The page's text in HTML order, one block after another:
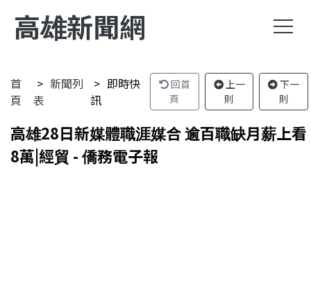
高雄新聞網
首
頁
新聞列
表
即時快
訊
回首
頁
上一
則
下一
則
高雄28日新媒體職涯媒合 逾百職缺月薪上看
8萬|經貿 - 僑務電子報